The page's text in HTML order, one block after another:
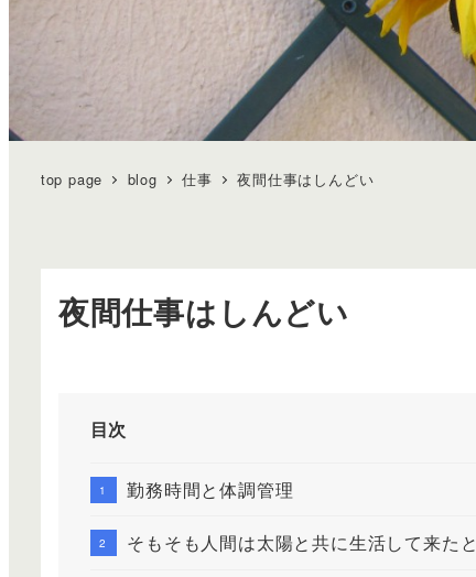
top page blog 仕事 夜間仕事はしんどい
夜間仕事はしんどい
目次
勤務時間と体調管理
そもそも人間は太陽と共に生活して来た